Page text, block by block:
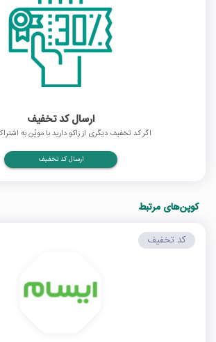
ارسال کد تخفیف
اگر کد تخفیف دیگری از زاکو دارید با موپُن به
ارسال کد تخفیف
کوپن‌های مرتبط
کد تخفیف